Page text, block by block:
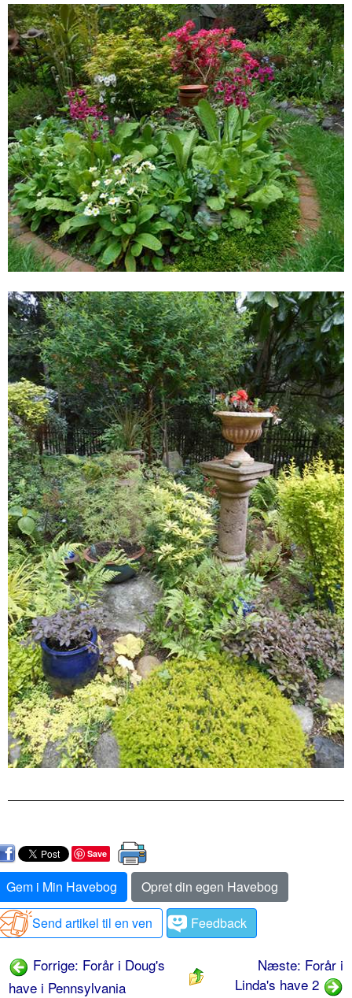
Save
Gem i Min Havebog
Opret din egen Havebog
Send artikel til en ven
Feedback
Forrige: Forår i Doug's
have i Pennsylvania
Næste: Forår i
Linda's have 2